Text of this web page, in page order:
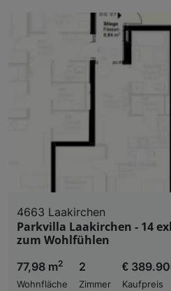
4663 Laakirchen
Parkvilla Laakirchen - 14
zum Wohlfühlen
77,98 m2
Wohnfläche
2
Zimmer
€
Kaufpreis